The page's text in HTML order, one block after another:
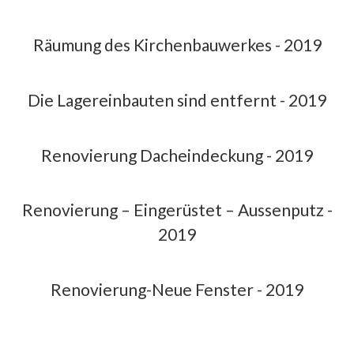
Räumung des Kirchenbauwerkes - 2019
Die Lagereinbauten sind entfernt - 2019
Renovierung Dacheindeckung - 2019
Renovierung – Eingerüstet – Aussenputz -
2019
Renovierung-Neue Fenster - 2019